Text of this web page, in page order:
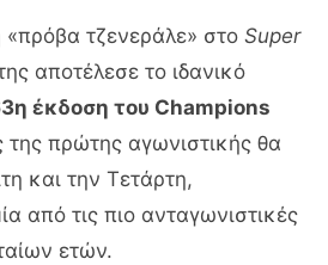
τζενεράλε» στο Super
αποτέλεσε το ιδανικό
έκδοση του Champions
της πρώτης αγωνιστικής θα
και την Τετάρτη,
από τις πιο ανταγωνιστικές
ετών.